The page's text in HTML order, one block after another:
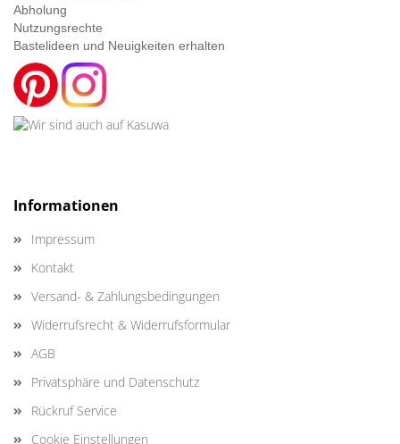
Abholung
Nutzungsrechte
Bastelideen und Neuigkeiten erhalten
Informationen
Impressum
Kontakt
Versand- & Zahlungsbedingungen
Widerrufsrecht & Widerrufsformular
AGB
Privatsphäre und Datenschutz
Rückruf Service
Cookie Einstellungen